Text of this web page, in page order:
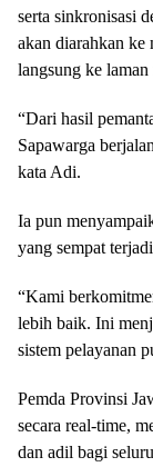
serta sinkronisasi
akan diarahkan ke
langsung ke
“Dari hasil
Sapawarga
kata Adi.
Ia pun
yang sempat
“Kami
lebih baik. Ini
sistem pelayanan
Pemda Provinsi
secara real-time,
dan adil bagi